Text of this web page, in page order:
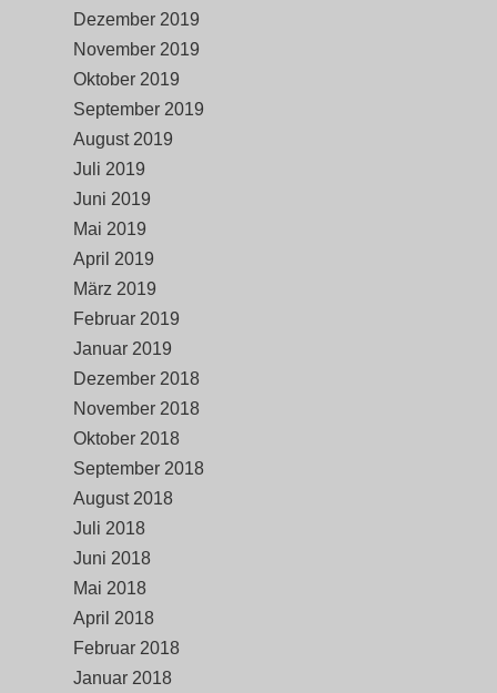
Dezember 2019
November 2019
Oktober 2019
September 2019
August 2019
Juli 2019
Juni 2019
Mai 2019
April 2019
März 2019
Februar 2019
Januar 2019
Dezember 2018
November 2018
Oktober 2018
September 2018
August 2018
Juli 2018
Juni 2018
Mai 2018
April 2018
Februar 2018
Januar 2018